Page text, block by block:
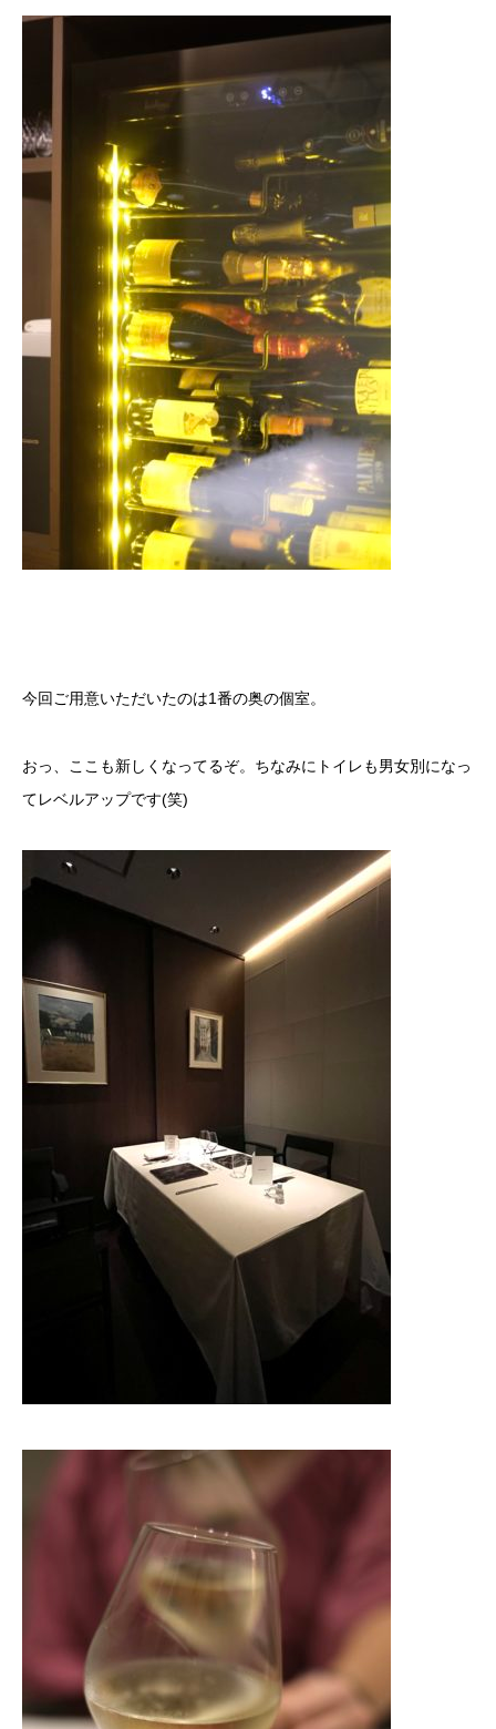
今回ご用意いただいたのは1番の奥の個室。
おっ、ここも新しくなってるぞ。ちなみにトイレも男女別になっ
てレベルアップです(笑)